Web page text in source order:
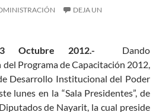
DEJA UN
3 Octubre 2012.- Dando
Programa de Capacitación 2012,
Desarrollo Institucional del Poder
lunes en la “Sala Presidentes”, de
de Nayarit, la cual preside